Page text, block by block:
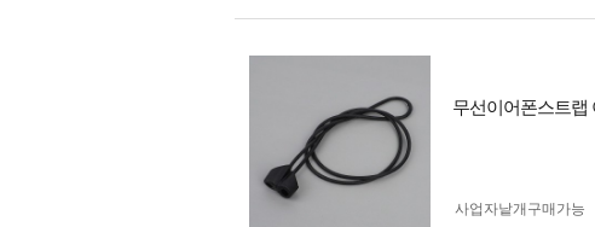
무선이어폰스트랩
사업자 낱개구매가능